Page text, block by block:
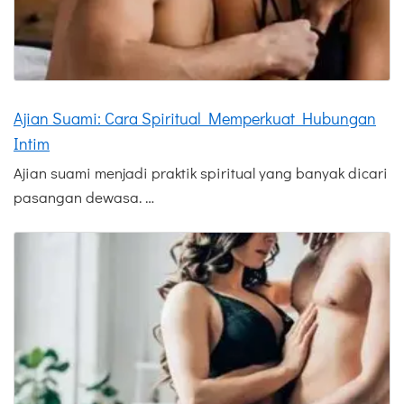
Ajian Suami: Cara Spiritual Memperkuat Hubungan
Intim
Ajian suami menjadi praktik spiritual yang banyak dicari
pasangan dewasa. …